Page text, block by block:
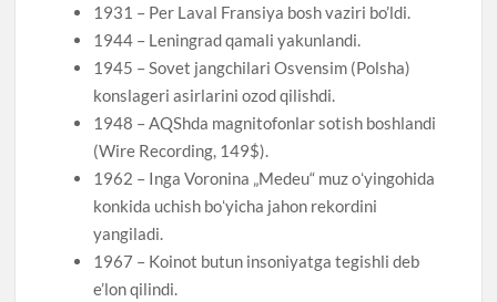
1931 – Per Laval Fransiya bosh vaziri bo’ldi.
1944 – Leningrad qamali yakunlandi.
1945 – Sovet jangchilari Osvensim (Polsha)
konslageri asirlarini ozod qilishdi.
1948 – AQShda magnitofonlar sotish boshlandi
(Wire Recording, 149$).
1962 – Inga Voronina „Medeu“ muz oʻyingohida
konkida uchish boʻyicha jahon rekordini
yangiladi.
1967 – Koinot butun insoniyatga tegishli deb
e’lon qilindi.